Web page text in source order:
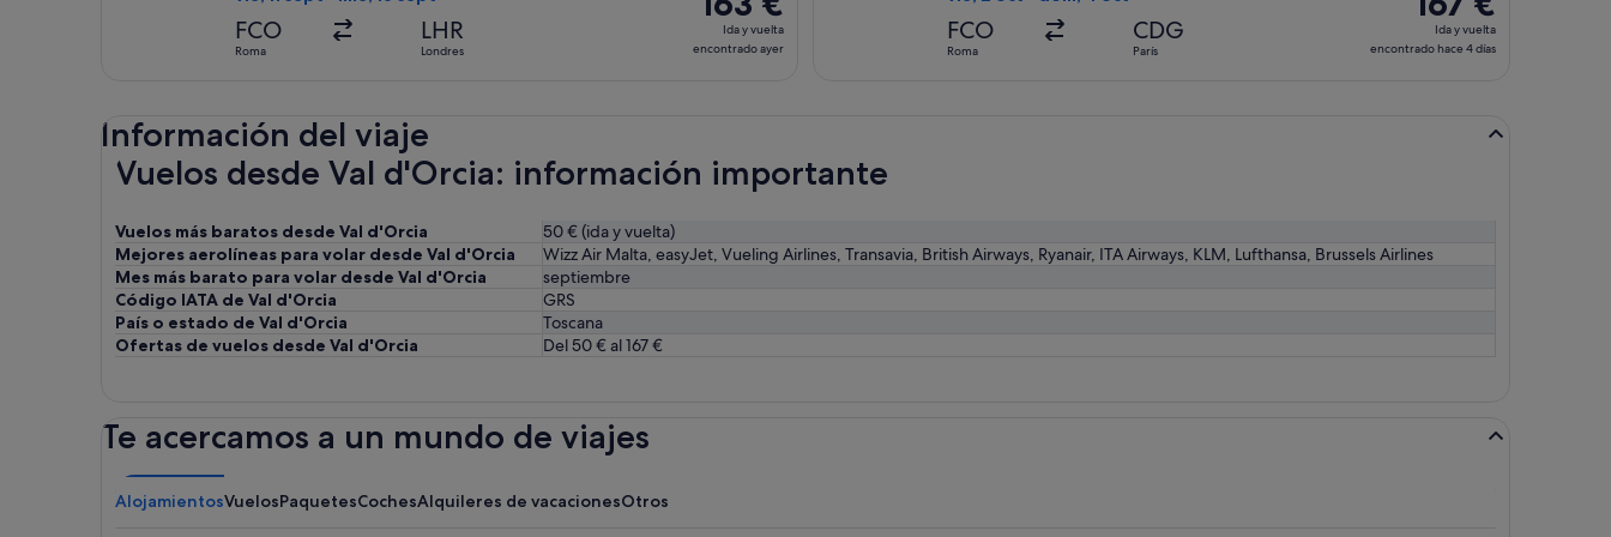
5 días
2 horas
FCO
Roma
LHR
Londres
Ida
y
Ida y vuelta
encontrado ayer
FCO
Roma
CDG
París
Ida
y
Ida y vuelta
encontrado hace 4 días
Información del viaje
Vuelos desde Val d'Orcia: información importante
Vuelos más baratos desde Val d'Orcia
50 € (ida y vuelta)
Mejores aerolíneas para volar desde Val d'Orcia
Wizz Air Malta, easyJet, Vueling Airlines, Transavia, British Airways, Ryanair, ITA Airways, KLM, Lufthansa, Brussels Airlines
Mes más barato para volar desde Val d'Orcia
septiembre
Código IATA de Val d'Orcia
GRS
País o estado de Val d'Orcia
Toscana
Ofertas de vuelos desde Val d'Orcia
Del 50 € al 167 €
Te acercamos a un mundo de viajes
AlojamientosVuelosPaquetesCochesAlquileres de vacacionesOtros